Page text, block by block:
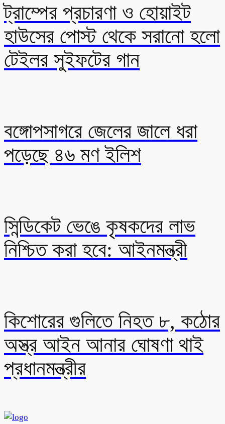
ট্রাম্পের প্রচারণা ও হোয়াইট
হাউসের পোস্ট থেকে সরানো হলো
টেইলর সুইফটের গান
বঙ্গোপসাগরে জেলের জালে ধরা
পড়েছে ৪৬ মণ ইলিশ
সিন্ডিকেট ভেঙে কৃষকদের লাভ
নিশ্চিত করা হবে: আইনমন্ত্রী
কিশোরের গুলিতে নিহত ৮, কঠোর
অস্ত্র আইন আনার ঘোষণা থাই
প্রধানমন্ত্রীর